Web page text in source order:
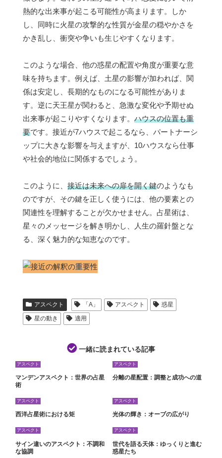
熱的な出来事が起こる可能性が高まります。しか
し、同時に火星の攻撃的な性質が金星の穏やかさを
かき乱し、衝突や争いも生じやすくなります。
このような場合、他の惑星の配置や角度が重要な意
味を持ちます。例えば、土星の影響が加われば、関
係は安定し、長期的なものになる可能性がありま
す。逆に天王星が関わると、急激な変化や予期せぬ
出来事が起こりやすくなります。 ハウスの位置も重
要です。接近が7ハウスで起こるなら、パートナーシ
ップに大きな影響を与えますが、10ハウスなら仕事
や社会的地位に関係するでしょう。
このように、 接近は未来への扉を開く鍵のようなも
のですが、その鍵を正しく使うには、他の要素との
関連性を理解することが欠かせません。占星術は、
星々のメッセージを解き明かし、人生の羅針盤とな
る、深く魅力的な知恵なのです。
アスペクト 「A」 アスペクト
惑星
星の動き
適用
一緒に読まれている記事
アスペクト
マンデンアスペクト：世界の占星
術
アスペクト
分離の星配置：調整と成功への道
アスペクト
西洋占星術における矩
アスペクト
光体の輝き：オーブの広がり
アスペクト
サイン違いのアスペクト：不調和
な協調
アスペクト
世代を語る天体：ゆっくりと進む
惑星たち